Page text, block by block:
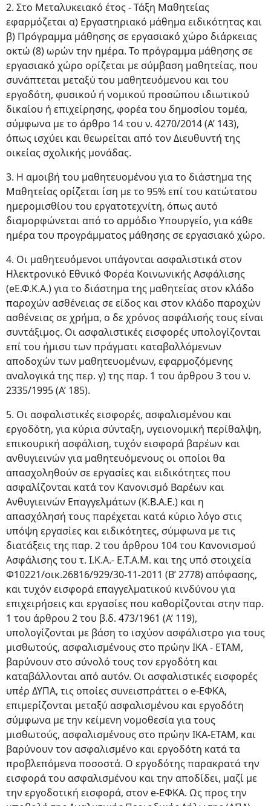
2. Στο Μεταλυκειακό έτος - Τάξη Μαθητείας
εφαρμόζεται α) Εργαστηριακό μάθημα ειδικότητας και
β) Πρόγραμμα μάθησης σε εργασιακό χώρο διάρκειας
οκτώ (8) ωρών την ημέρα. Το πρόγραμμα μάθησης σε
εργασιακό χώρο ορίζεται με σύμβαση μαθητείας, που
συνάπτεται μεταξύ του μαθητευόμενου και του
εργοδότη, φυσικού ή νομικού προσώπου ιδιωτικού
δικαίου ή επιχείρησης, φορέα του δημοσίου τομέα,
σύμφωνα με το άρθρο 14 του ν. 4270/2014 (Α’ 143),
όπως ισχύει και θεωρείται από τον Διευθυντή της
οικείας σχολικής μονάδας.
3. Η αμοιβή του μαθητευομένου για το διάστημα της
Μαθητείας ορίζεται ίση με το 95% επί του κατώτατου
ημερομισθίου του εργατοτεχνίτη, όπως αυτό
διαμορφώνεται από το αρμόδιο Υπουργείο, για κάθε
ημέρα του προγράμματος μάθησης σε εργασιακό χώρο.
4. Οι μαθητευόμενοι υπάγονται ασφαλιστικά στον
Ηλεκτρονικό Εθνικό Φορέα Κοινωνικής Ασφάλισης
(eΕ.Φ.Κ.Α.) για το διάστημα της μαθητείας στον κλάδο
παροχών ασθένειας σε είδος και στον κλάδο παροχών
ασθένειας σε χρήμα, ο δε χρόνος ασφάλισής τους είναι
συντάξιμος. Οι ασφαλιστικές εισφορές υπολογίζονται
επί του ήμισυ των πράγματι καταβαλλόμενων
αποδοχών των μαθητευομένων, εφαρμοζόμενης
αναλογικά της περ. γ) της παρ. 1 του άρθρου 3 του ν.
2335/1995 (Α’ 185).
5. Οι ασφαλιστικές εισφορές, ασφαλισμένου και
εργοδότη, για κύρια σύνταξη, υγειονομική περίθαλψη,
επικουρική ασφάλιση, τυχόν εισφορά βαρέων και
ανθυγιεινών για μαθητευόμενους οι οποίοι θα
απασχοληθούν σε εργασίες και ειδικότητες που
ασφαλίζονται κατά τον Κανονισμό Βαρέων και
Ανθυγιεινών Επαγγελμάτων (Κ.Β.Α.Ε.) και η
απασχόλησή τους παρέχεται κατά κύριο λόγο στις
υπόψη εργασίες και ειδικότητες, σύμφωνα με τις
διατάξεις της παρ. 2 του άρθρου 104 του Κανονισμού
Ασφάλισης του τ. Ι.Κ.Α.- Ε.Τ.Α.Μ. και της υπό στοιχεία
Φ10221/οικ.26816/929/30-11-2011 (Β’ 2778) απόφασης,
και τυχόν εισφορά επαγγελματικού κινδύνου για
επιχειρήσεις και εργασίες που καθορίζονται στην παρ.
1 του άρθρου 2 του β.δ. 473/1961 (Α’ 119),
υπολογίζονται με βάση το ισχύον ασφάλιστρο για τους
μισθωτούς, ασφαλισμένους στο πρώην ΙΚΑ - ΕΤΑΜ,
βαρύνουν στο σύνολό τους τον εργοδότη και
καταβάλλονται από αυτόν. Οι ασφαλιστικές εισφορές
υπέρ ΔΥΠΑ, τις οποίες συνεισπράττει ο e-ΕΦΚΑ,
επιμερίζονται μεταξύ ασφαλισμένου και εργοδότη
σύμφωνα με την κείμενη νομοθεσία για τους
μισθωτούς, ασφαλισμένους στο πρώην ΙΚΑ-ΕΤΑΜ, και
βαρύνουν τον ασφαλισμένο και εργοδότη κατά τα
προβλεπόμενα ποσοστά. Ο εργοδότης παρακρατά την
εισφορά του ασφαλισμένου και την αποδίδει, μαζί με
την εργοδοτική εισφορά, στον e-ΕΦΚΑ. Ως προς την